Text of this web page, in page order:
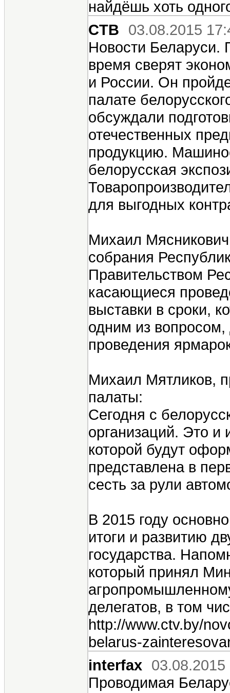
найдёшь хоть
CTB
03.08.2015
Новости Беларуси.
время сверят
и России. Он
палате
обсуждали
отечественных
продукцию.
белорусская
для выгодных
Михаил
собрания
Правительством
касающиеся
выставки в сроки,
одним из
проведения
Михаил Мятликов,
палаты:
Сегодня с
организаций. Это
которой будут
представлена в
сесть за рули
В 2015 году
итоги и развитию
государства.
который принял
делегатов, в том
http://www.ctv.by/
belarus-
interfax 03.08.2015
Проводимая